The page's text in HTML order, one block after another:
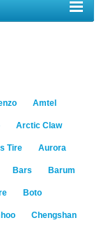
Amtel
Arctic Claw
Tire Aurora
Bars Barum
Boto
Chengshan